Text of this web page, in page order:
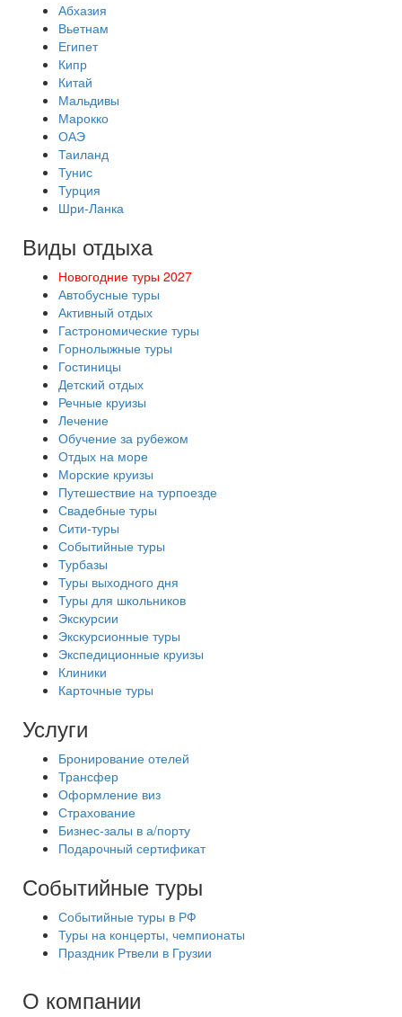
Абхазия
Вьетнам
Египет
Кипр
Китай
Мальдивы
Марокко
ОАЭ
Таиланд
Тунис
Турция
Шри-Ланка
Виды отдыха
Новогодние туры 2027
Автобусные туры
Активный отдых
Гастрономические туры
Горнолыжные туры
Гостиницы
Детский отдых
Речные круизы
Лечение
Обучение за рубежом
Отдых на море
Морские круизы
Путешествие на турпоезде
Свадебные туры
Сити-туры
Событийные туры
Турбазы
Туры выходного дня
Туры для школьников
Экскурсии
Экскурсионные туры
Экспедиционные круизы
Клиники
Карточные туры
Услуги
Бронирование отелей
Трансфер
Оформление виз
Страхование
Бизнес-залы в а/порту
Подарочный сертификат
Событийные туры
Событийные туры в РФ
Туры на концерты, чемпионаты
Праздник Ртвели в Грузии
О компании